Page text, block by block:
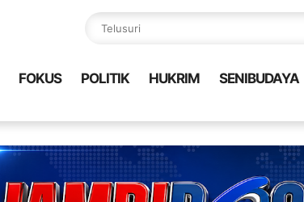
FOKUS POLITIK HUKRIM SENIBUDAYA